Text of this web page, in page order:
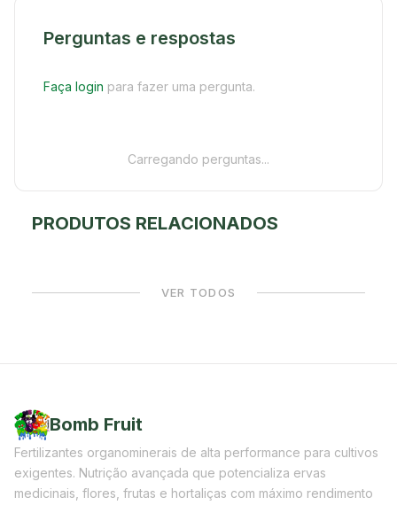
Perguntas e respostas
Faça login para fazer uma pergunta.
Carregando perguntas...
PRODUTOS RELACIONADOS
VER TODOS
Bomb Fruit
Fertilizantes organominerais de alta performance para cultivos
exigentes. Nutrição avançada que potencializa ervas
medicinais, flores, frutas e hortaliças com máximo rendimento